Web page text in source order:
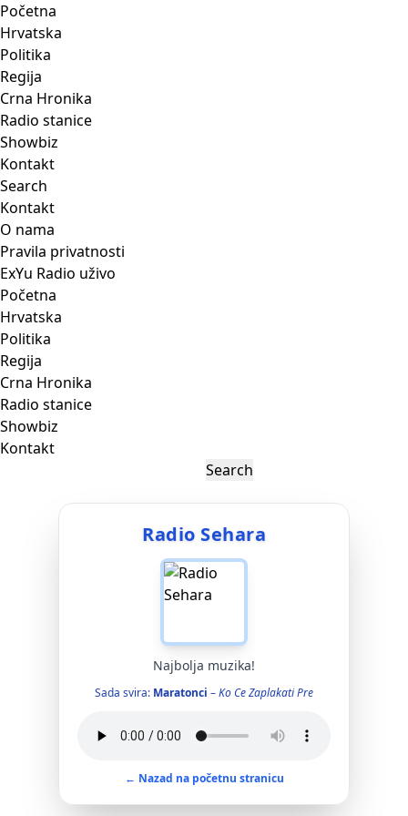
Početna
Hrvatska
Politika
Regija
Crna Hronika
Radio stanice
Showbiz
Kontakt
Search
Kontakt
O nama
Pravila privatnosti
ExYu Radio uživo
Početna
Hrvatska
Politika
Regija
Crna Hronika
Radio stanice
Showbiz
Kontakt
Radio Sehara
Najbolja muzika!
Sada svira: Maratonci –Ko Ce Zaplakati Pre
← Nazad na početnu stranicu